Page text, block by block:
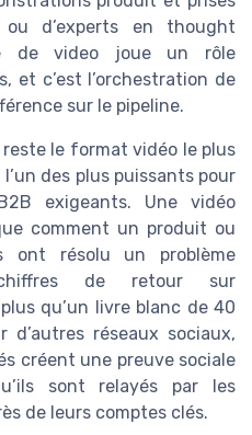
d’experts en thought
de video joue un rôle
et c’est l’orchestration de
sur le pipeline.
le format vidéo le plus
des plus puissants pour
exigeants. Une vidéo
comment un produit ou
ont résolu un problème
de retour sur
qu’un livre blanc de 40
d’autres réseaux sociaux,
créent une preuve sociale
sont relayés par les
de leurs comptes clés.